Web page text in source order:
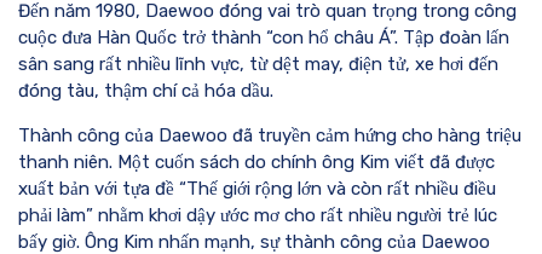
Đến năm 1980, Daewoo đóng vai trò quan trọng trong công
cuộc đưa Hàn Quốc trở thành “con hổ châu Á”. Tập đoàn lấn
sân sang rất nhiều lĩnh vực, từ dệt may, điện tử, xe hơi đến
đóng tàu, thậm chí cả hóa dầu.
Thành công của Daewoo đã truyền cảm hứng cho hàng triệu
thanh niên. Một cuốn sách do chính ông Kim viết đã được
xuất bản với tựa đề “Thế giới rộng lớn và còn rất nhiều điều
phải làm” nhằm khơi dậy ước mơ cho rất nhiều người trẻ lúc
bấy giờ. Ông Kim nhấn mạnh, sự thành công của Daewoo